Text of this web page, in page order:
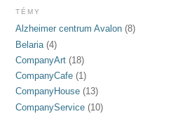
TÉMY
Alzheimer centrum Avalon (8)
Belaria (4)
CompanyArt (18)
CompanyCafe (1)
CompanyHouse (13)
CompanyService (10)